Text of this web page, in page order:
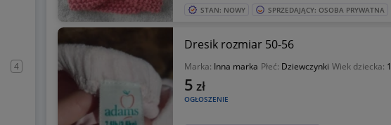
4
STAN: NOWY SPRZEDAJĄCY: OSOBA PRYWATNA
Dresik rozmiar 50-56
Marka: Inna marka Płeć: Dziewczynki Wiek dziecka:
OGŁOSZENIE
5 zł